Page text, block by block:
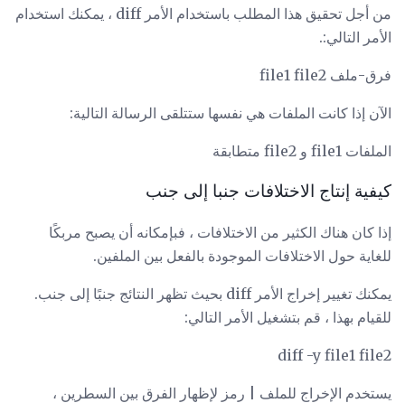
من أجل تحقيق هذا المطلب باستخدام الأمر diff ، يمكنك استخدام
الأمر التالي:.
فرق-ملف file1 file2
الآن إذا كانت الملفات هي نفسها ستتلقى الرسالة التالية:
الملفات file1 و file2 متطابقة
كيفية إنتاج الاختلافات جنبا إلى جنب
إذا كان هناك الكثير من الاختلافات ، فبإمكانه أن يصبح مربكًا
للغاية حول الاختلافات الموجودة بالفعل بين الملفين.
يمكنك تغيير إخراج الأمر diff بحيث تظهر النتائج جنبًا إلى جنب.
للقيام بهذا ، قم بتشغيل الأمر التالي:
diff -y file1 file2
يستخدم الإخراج للملف | رمز لإظهار الفرق بين السطرين ،